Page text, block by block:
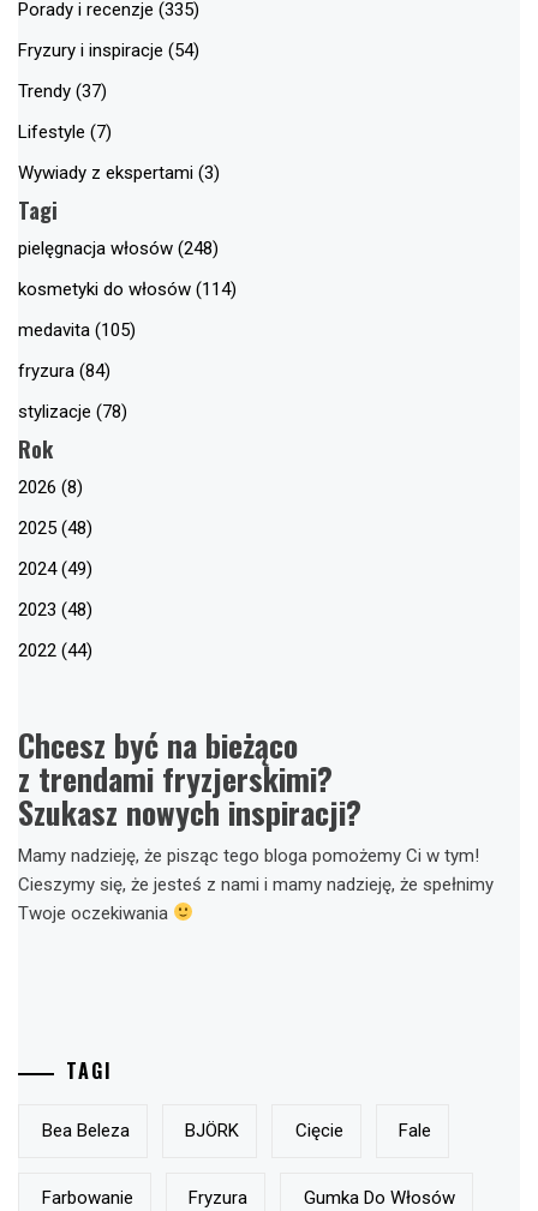
Porady i recenzje (335)
Fryzury i inspiracje (54)
Trendy (37)
Lifestyle (7)
Wywiady z ekspertami (3)
Tagi
pielęgnacja włosów (248)
kosmetyki do włosów (114)
medavita (105)
fryzura (84)
stylizacje (78)
Rok
2026 (8)
2025 (48)
2024 (49)
2023 (48)
2022 (44)
Chcesz być na bieżąco
z trendami fryzjerskimi?
Szukasz nowych inspiracji?
Mamy nadzieję, że pisząc tego bloga pomożemy Ci w tym!
Cieszymy się, że jesteś z nami i mamy nadzieję, że spełnimy
Twoje oczekiwania
TAGI
Bea Beleza BJÖRK Cięcie Fale
Farbowanie Fryzura Gumka Do Włosów